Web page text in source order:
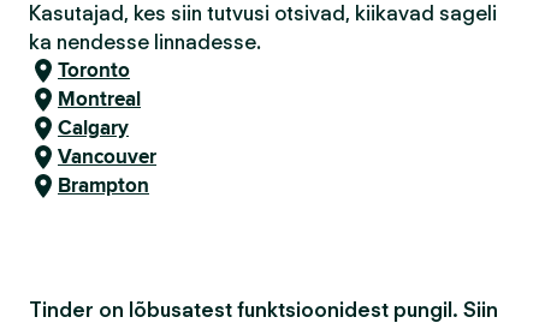
Kasutajad, kes siin tutvusi otsivad, kiikavad sageli
ka nendesse linnadesse.
Toronto
Montreal
Calgary
Vancouver
Brampton
Tinder on lõbusatest funktsioonidest pungil. Siin